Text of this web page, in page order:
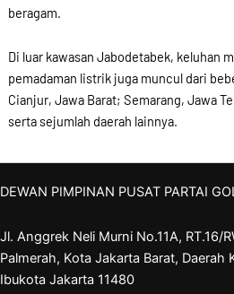
beragam.
Di luar kawasan Jabodetabek, keluhan
pemadaman listrik juga muncul dari
Cianjur, Jawa Barat; Semarang, Jawa
serta sejumlah daerah lainnya.
DEWAN PIMPINAN PUSAT PARTAI
Jl. Anggrek Neli Murni No.11A, RT.16/
Palmerah, Kota Jakarta Barat, Daerah
Ibukota Jakarta 11480